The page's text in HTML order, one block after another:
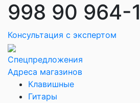
998 90 964-
Консультация с экспертом
Спецпредложения
Адреса магазинов
Клавишные
Гитары